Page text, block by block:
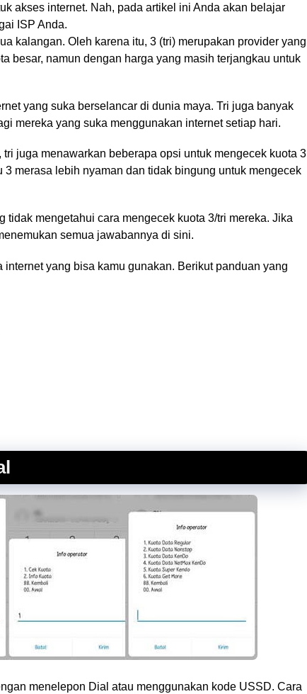
akses internet. Nah, pada artikel ini Anda akan belajar
ISP Anda.
kalangan. Oleh karena itu, 3 (tri) merupakan provider yang
besar, namun dengan harga yang masih terjangkau untuk
yang suka berselancar di dunia maya. Tri juga banyak
mereka yang suka menggunakan internet setiap hari.
juga menawarkan beberapa opsi untuk mengecek kuota 3
merasa lebih nyaman dan tidak bingung untuk mengecek
tidak mengetahui cara mengecek kuota 3/tri mereka. Jika
semua jawabannya di sini.
yang bisa kamu gunakan. Berikut panduan yang
menelepon Dial atau menggunakan kode USSD. Cara